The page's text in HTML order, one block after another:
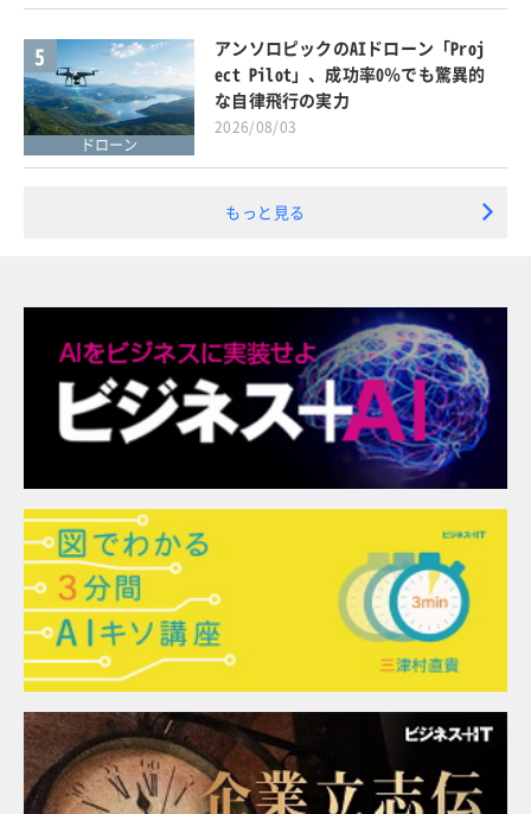
5
ドローン
アンソロピックのAIドローン「Proj
ect Pilot」、成功率0％でも驚異的
な自律飛行の実力
2026/08/03
もっと見る